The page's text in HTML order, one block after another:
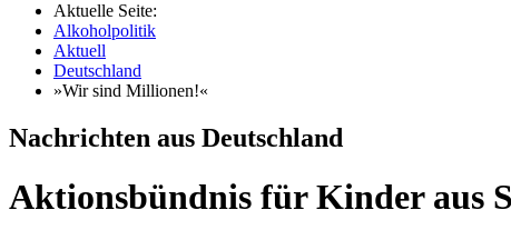
Aktuelle Seite:
Alkoholpolitik
Aktuell
Deutschland
»Wir sind Millionen!«
Nachrichten aus Deutschland
Aktionsbündnis für Kinder aus